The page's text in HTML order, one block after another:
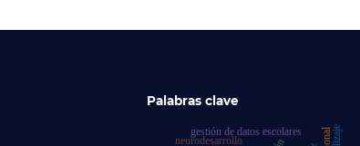
Palabras clave
gestión de datos escolares
neurodesarrollo